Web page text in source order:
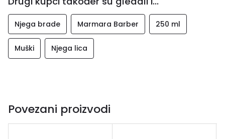
Njega brade Marmara Barber 250 ml
Muški Njega lica
Povezani proizvodi